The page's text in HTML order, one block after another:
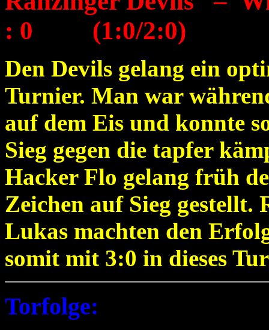
: 0 (1:0/2:0)
Den Devils gelang ein
Turnier. Man war
auf dem Eis und konnte
Sieg gegen die tapfer
Hacker Flo gelang früh
Zeichen auf Sieg
Lukas machten den
somit mit 3:0 in dieses
Torfolge: